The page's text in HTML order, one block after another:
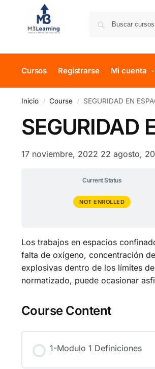
Cursos Registrarse Mi cuenta
Inicio / Course / SEGURIDAD EN
SEGURIDAD
17 noviembre, 2022 22 agosto,
Current Status
NOT ENROLLED
Los trabajos en espacios
falta de oxígeno, concentración
explosivas dentro de los límites
normatizado, puede ocasionar
Course Content
1-Modulo 1 Definiciones